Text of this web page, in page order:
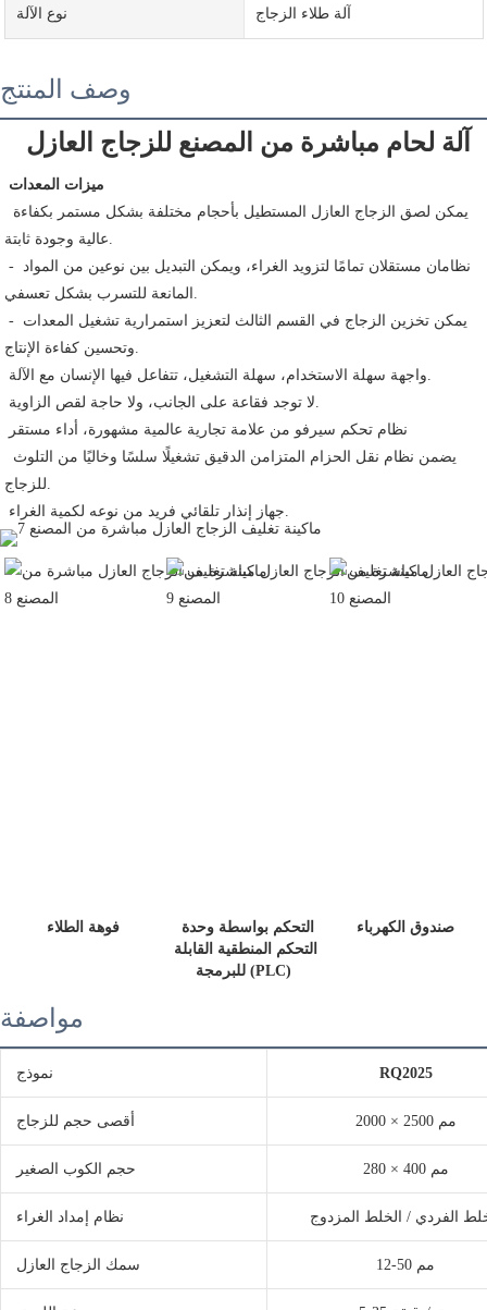
نوع الآلة آلة طلاء الزجاج
وصف المنتج
آلة لحام مباشرة من المصنع للزجاج العازل
ميزات المعدات
نظام تحكم سيرفو من علامة تجارية عالمية مشهورة، أداء مستقر
فوهة الطلاء
للبرمجة (PLC)
مواصفة
نموذج RQ2025
أقصى حجم للزجاج 2000 × 2500 مم
حجم الكوب الصغير 280 × 400 مم
نظام إمداد الغراء الفردي / الخلط المزدوج
سمك الزجاج العازل 12-50 مم